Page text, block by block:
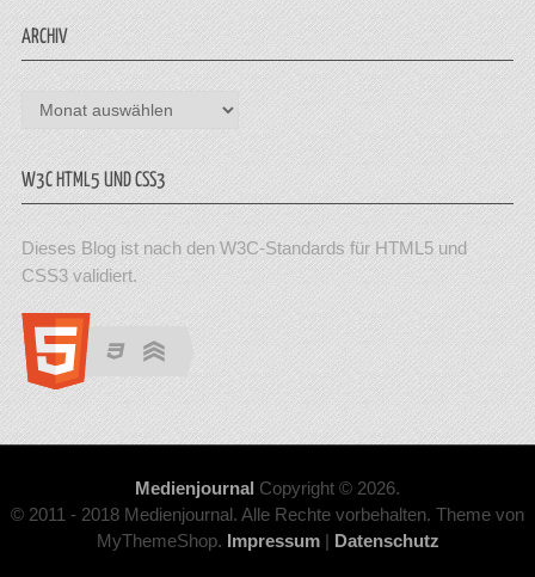
ARCHIV
Archiv
W3C HTML5 UND CSS3
Dieses Blog ist nach den W3C-Standards für HTML5 und
CSS3 validiert.
Medienjournal Copyright © 2026.
© 2011 - 2018 Medienjournal. Alle Rechte vorbehalten. Theme von
MyThemeShop. Impressum| Datenschutz